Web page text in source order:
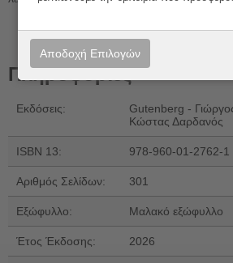
Πληροφορίες
Εκδόσεις:
Gutenberg -
Κώστας Δαρδανός
ISBN 13: 978-960-01-2762-1
Αριθμός Σελίδων: 301
Εξώφυλλο: Μαλακό εξώφυλλο
Έτος Έκδοσης: 2026
Αποδοχή Επιλογών